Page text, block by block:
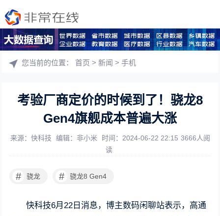
您当前的位置：首页 >新闻 >手机
考验厂商定价的时候到了！骁龙8
Gen4旗舰成本普遍大涨
来源：快科技 编辑：非小米 时间：2024-06-22 22:15 3666人阅
读
# 骁龙 # 骁龙8 Gen4
快科技6月22日消息，博主数码闲聊站表示，高通